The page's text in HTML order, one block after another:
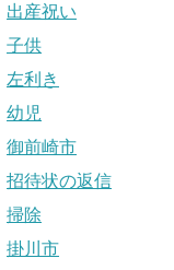
出産祝い
子供
左利き
幼児
御前崎市
招待状の返信
掃除
掛川市